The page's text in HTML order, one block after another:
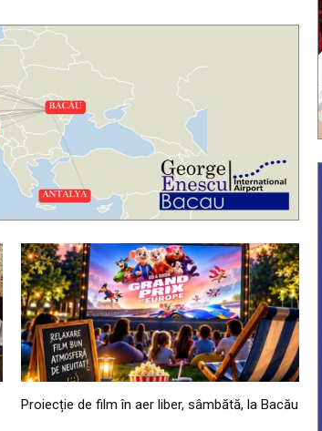
Proiecție de film în aer liber, sâmbătă, la Bacău